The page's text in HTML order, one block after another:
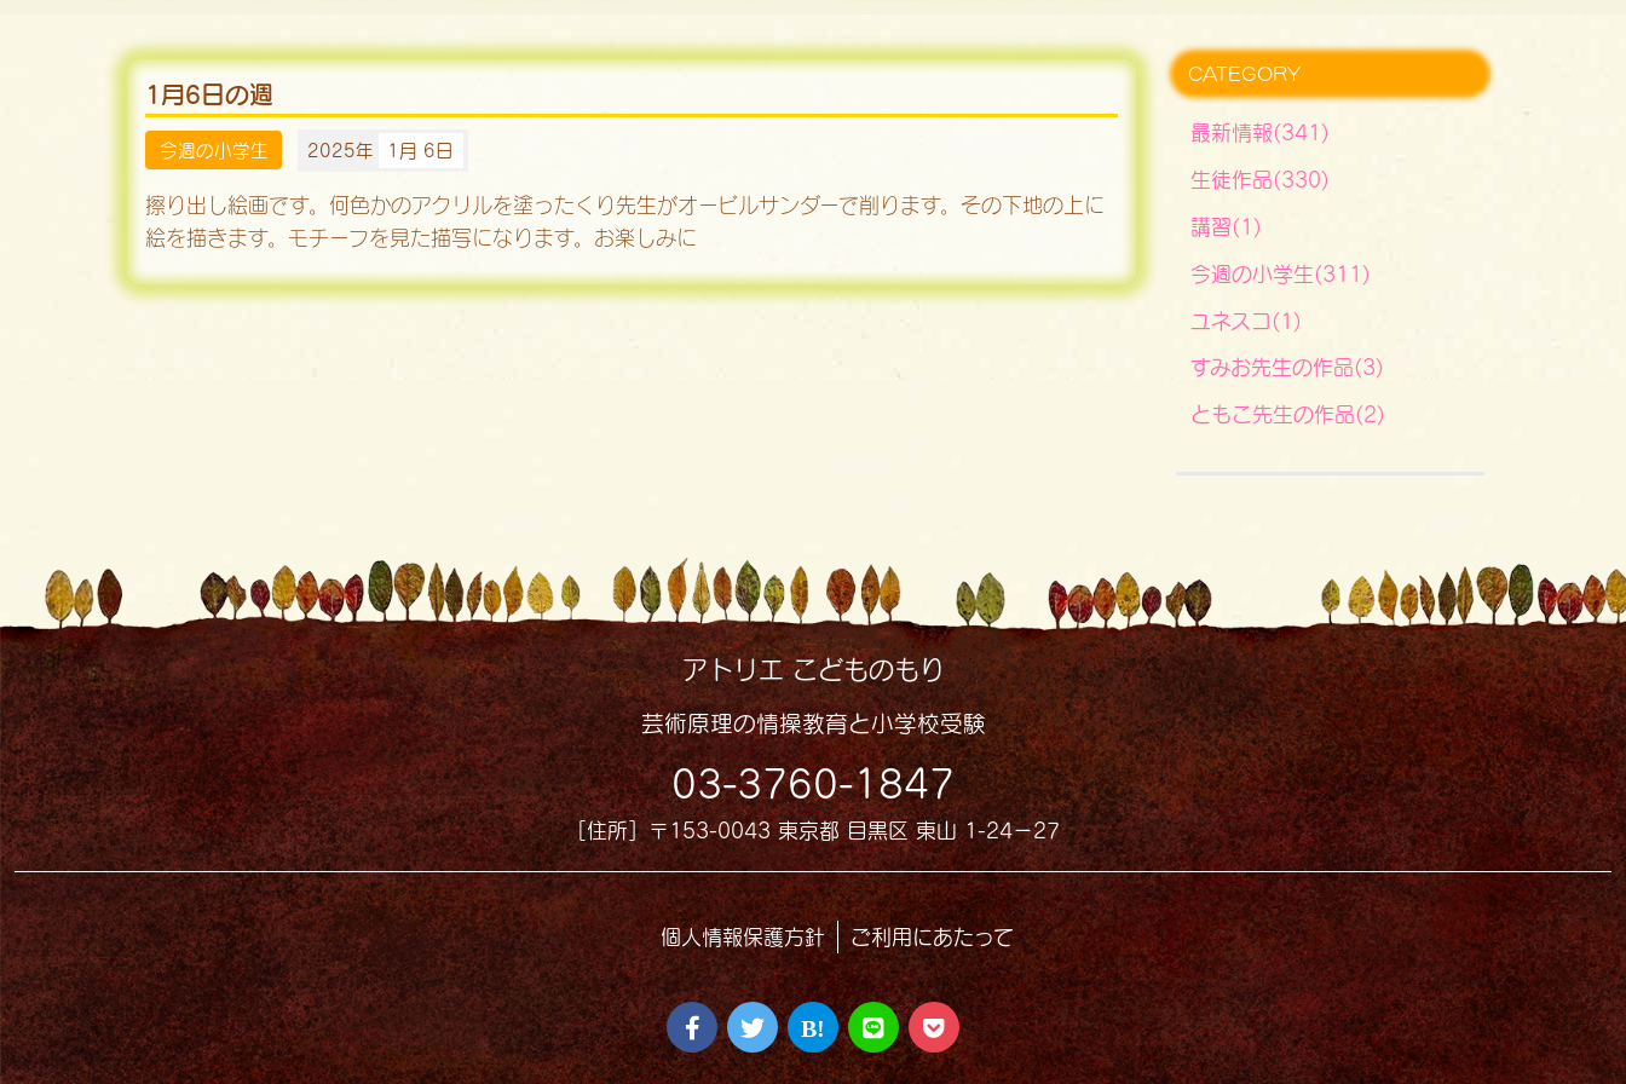
1月6日の週
今週の小学生 2025年 1月 6日
擦り出し絵画です。何色かのアクリルを塗ったくり先生がオービルサンダーで削ります。その下地の上に
絵を描きます。モチーフを見た描写になります。お楽しみに
CATEGORY
最新情報(341)
生徒作品(330)
講習(1)
今週の小学生(311)
ユネスコ(1)
すみお先生の作品(3)
ともこ先生の作品(2)
アトリエ こどものもり
芸術原理の情操教育と小学校受験
03-3760-1847
［住所］〒153-0043 東京都 目黒区 東山 1-24−27
個人情報保護方針 ご利用にあたって